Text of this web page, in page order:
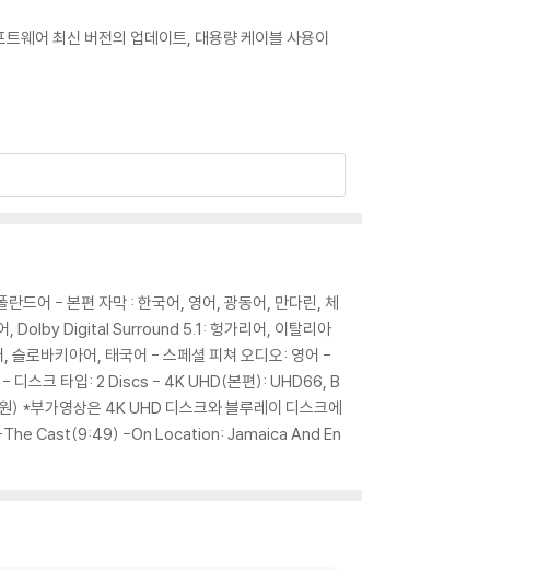
웨어 최신 버전의 업데이트, 대용량 케이블 사용이
태로 문의 부탁드립니다.
영상이 없는 경우 교환/반품이 제한될 수 있습니다.
용 기기에서 재생하실 것을 권유해 드립니다.
품을 이용하면 대부분 해결됩니다.
이어 사용을 권장드리며, ODD 사용으로 인한 재생 불
어 - 본편 자막 : 한국어, 영어, 광동어, 만다린, 체
, Dolby Digital Surround 5.1: 헝가리어, 이탈리아
슬로바키아어, 태국어 - 스페셜 피쳐 오디오: 영어 -
- 디스크 타입: 2 Discs - 4K UHD(본편): UHD66, B
) *부가영상은 4K UHD 디스크와 블루레이 디스크에
Cast(9:49) -On Location: Jamaica And En